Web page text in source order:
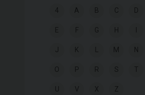
4 A B C D
E F G H
J K M N
O P R S T
V X Z